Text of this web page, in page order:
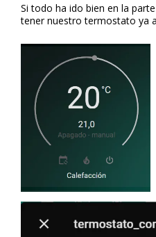
Si todo ha ido bien en la
tener nuestro termostato ya